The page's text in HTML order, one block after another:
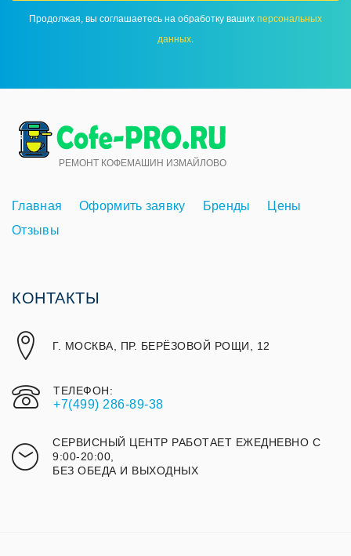
Продолжая, вы соглашаетесь на обработку ваших персональных
данных
РЕМОНТ КОФЕМАШИН ИЗМАЙЛОВО
Главная Оформить заявку Бренды
Цены
Отзывы
КОНТАКТЫ
Г. МОСКВА, ПР. БЕРЁЗОВОЙ РОЩИ, 12
ТЕЛЕФОН:
+7(499) 286-89-38
СЕРВИСНЫЙ ЦЕНТР РАБОТАЕТ ЕЖЕДНЕВНО С
9:00-20:00,
БЕЗ ОБЕДА И ВЫХОДНЫХ